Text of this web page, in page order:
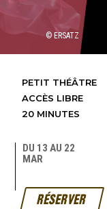
© ERSATZ
PETIT THÉÂTRE
ACCÈS LIBRE
20 MINUTES
DU 13 AU 22
MAR
RÉSERVER